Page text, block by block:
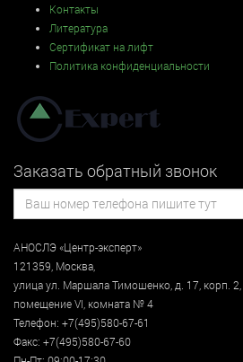
Контакты
Литература
Сертификат на лифт
Политика конфиденциальности
Заказать обратный звонок
АНОСЛЭ «Центр-эксперт»
121359 Москва
улицаул. Маршала Тимошенко, д. 17, корп.
помещение VI, комната № 4
Телефон: +7(495)580-67-61
Факс: +7(495)580-67-60